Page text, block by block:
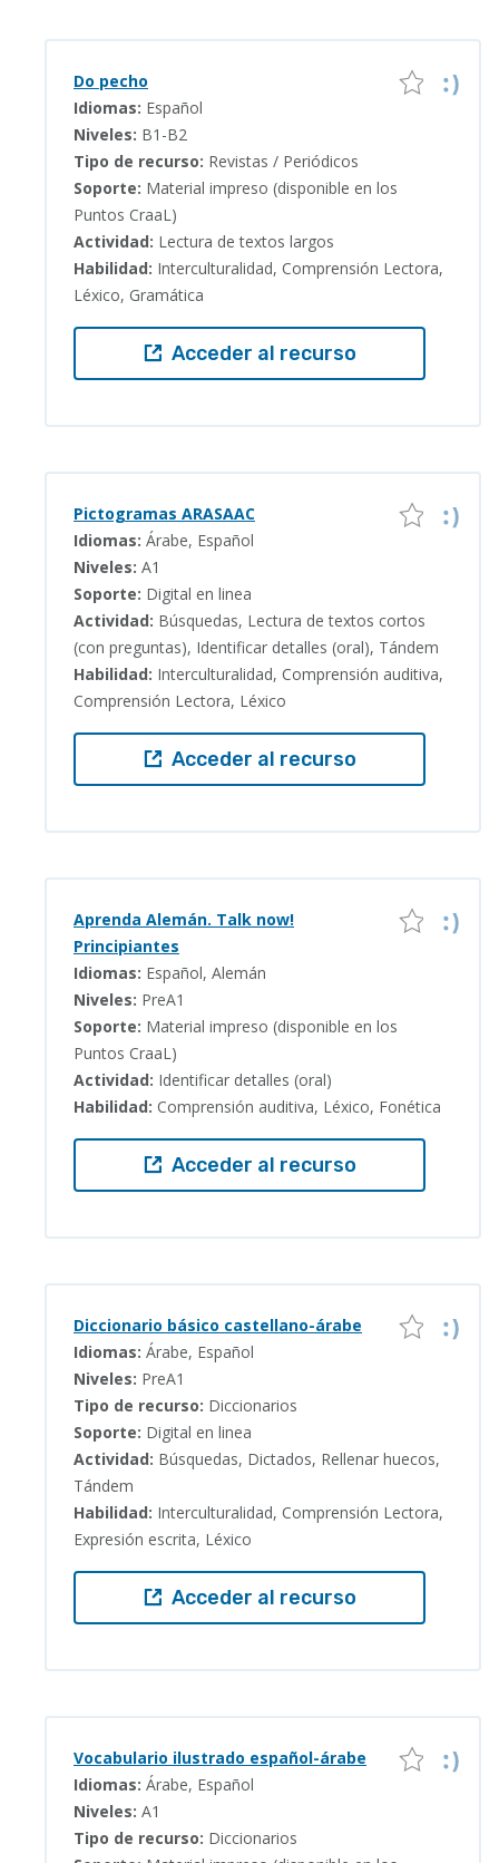
Do pecho
Idiomas: Español
Niveles: B1-B2
Tipo de recurso: Revistas / Periódicos
Soporte: Material impreso (disponible en los
Puntos CraaL)
Actividad: Lectura de textos largos
Habilidad: Interculturalidad, Comprensión Lectora,
Léxico, Gramática
Acceder al recurso
Pictogramas ARASAAC
Idiomas: Árabe, Español
Niveles: A1
Soporte: Digital en linea
Actividad: Búsquedas, Lectura de textos cortos
(con preguntas), Identificar detalles (oral), Tándem
Habilidad: Interculturalidad, Comprensión auditiva,
Comprensión Lectora, Léxico
Acceder al recurso
Aprenda Alemán. Talk now!
Principiantes
Idiomas: Español, Alemán
Niveles: PreA1
Soporte: Material impreso (disponible en los
Puntos CraaL)
Actividad: Identificar detalles (oral)
Habilidad: Comprensión auditiva, Léxico, Fonética
Acceder al recurso
Diccionario básico castellano-árabe
Idiomas: Árabe, Español
Niveles: PreA1
Tipo de recurso: Diccionarios
Soporte: Digital en linea
Actividad: Búsquedas, Dictados, Rellenar huecos,
Tándem
Habilidad: Interculturalidad, Comprensión Lectora,
Expresión escrita, Léxico
Acceder al recurso
Vocabulario ilustrado español-árabe
Idiomas: Árabe, Español
Niveles: A1
Tipo de recurso: Diccionarios